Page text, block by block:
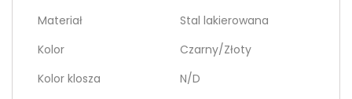
Materiał
Stal lakierowana
Kolor
Czarny/Złoty
Kolor klosza
N/D